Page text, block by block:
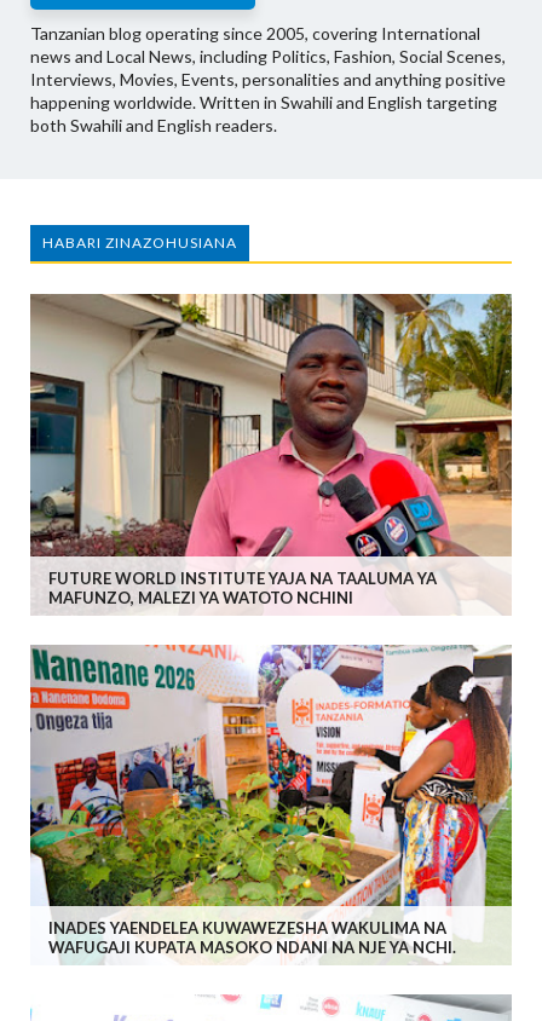
Tanzanian blog operating since 2005, covering International
news and Local News, including Politics, Fashion, Social Scenes,
Interviews, Movies, Events, personalities and anything positive
happening worldwide. Written in Swahili and English targeting
both Swahili and English readers.
HABARI ZINAZOHUSIANA
FUTURE WORLD INSTITUTE YAJA NA TAALUMA YA
MAFUNZO, MALEZI YA WATOTO NCHINI
INADES YAENDELEA KUWAWEZESHA WAKULIMA NA
WAFUGAJI KUPATA MASOKO NDANI NA NJE YA NCHI.